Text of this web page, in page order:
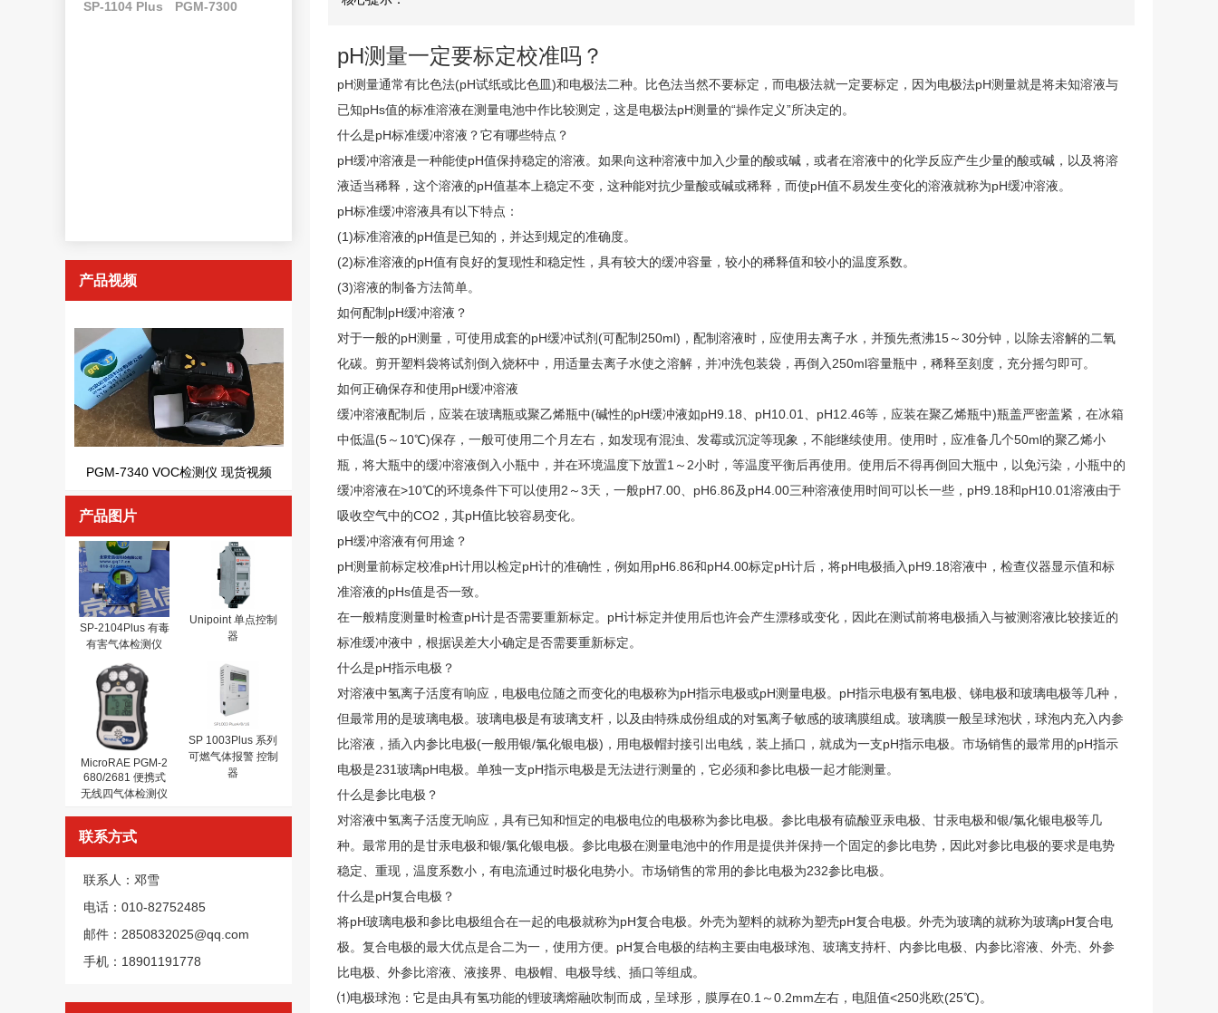
SP-1104 Plus PGM-7300
产品视频
PGM-7340 VOC检测仪 现货视频
产品图片
SP-2104Plus 有毒
有害气体检测仪
Unipoint 单点控制
器
MicroRAE PGM-2
680/2681 便携式
无线四气体检测仪
SP 1003Plus 系列
可燃气体报警 控制
器
联系方式
联系人：邓雪
电话：010-82752485
邮件：2850832025@qq.com
手机：18901191778
pH测量一定要标定校准吗？
pH测量通常有比色法(pH试纸或比色皿)和电极法二种。比色法当然不要标定，而电极法就一定要标定，因为电极法pH测量就是将未知溶液与
已知pHs值的标准溶液在测量电池中作比较测定，这是电极法pH测量的“操作定义”所决定的。
什么是pH标准缓冲溶液？它有哪些特点？
pH缓冲溶液是一种能使pH值保持稳定的溶液。如果向这种溶液中加入少量的酸或碱，或者在溶液中的化学反应产生少量的酸或碱，以及将溶
液适当稀释，这个溶液的pH值基本上稳定不变，这种能对抗少量酸或碱或稀释，而使pH值不易发生变化的溶液就称为pH缓冲溶液。
pH标准缓冲溶液具有以下特点：
(1)标准溶液的pH值是已知的，并达到规定的准确度。
(2)标准溶液的pH值有良好的复现性和稳定性，具有较大的缓冲容量，较小的稀释值和较小的温度系数。
(3)溶液的制备方法简单。
如何配制pH缓冲溶液？
对于一般的pH测量，可使用成套的pH缓冲试剂(可配制250ml)，配制溶液时，应使用去离子水，并预先煮沸15～30分钟，以除去溶解的二氧
化碳。剪开塑料袋将试剂倒入烧杯中，用适量去离子水使之溶解，并冲洗包装袋，再倒入250ml容量瓶中，稀释至刻度，充分摇匀即可。
如何正确保存和使用pH缓冲溶液
缓冲溶液配制后，应装在玻璃瓶或聚乙烯瓶中(碱性的pH缓冲液如pH9.18、pH10.01、pH12.46等，应装在聚乙烯瓶中)瓶盖严密盖紧，在冰箱
中低温(5～10℃)保存，一般可使用二个月左右，如发现有混浊、发霉或沉淀等现象，不能继续使用。使用时，应准备几个50ml的聚乙烯小
瓶，将大瓶中的缓冲溶液倒入小瓶中，并在环境温度下放置1～2小时，等温度平衡后再使用。使用后不得再倒回大瓶中，以免污染，小瓶中的
缓冲溶液在>10℃的环境条件下可以使用2～3天，一般pH7.00、pH6.86及pH4.00三种溶液使用时间可以长一些，pH9.18和pH10.01溶液由于
吸收空气中的CO2，其pH值比较容易变化。
pH缓冲溶液有何用途？
pH测量前标定校准pH计用以检定pH计的准确性，例如用pH6.86和pH4.00标定pH计后，将pH电极插入pH9.18溶液中，检查仪器显示值和标
准溶液的pHs值是否一致。
在一般精度测量时检查pH计是否需要重新标定。pH计标定并使用后也许会产生漂移或变化，因此在测试前将电极插入与被测溶液比较接近的
标准缓冲液中，根据误差大小确定是否需要重新标定。
什么是pH指示电极？
对溶液中氢离子活度有响应，电极电位随之而变化的电极称为pH指示电极或pH测量电极。pH指示电极有氢电极、锑电极和玻璃电极等几种，
但最常用的是玻璃电极。玻璃电极是有玻璃支杆，以及由特殊成份组成的对氢离子敏感的玻璃膜组成。玻璃膜一般呈球泡状，球泡内充入内参
比溶液，插入内参比电极(一般用银/氯化银电极)，用电极帽封接引出电线，装上插口，就成为一支pH指示电极。市场销售的最常用的pH指示
电极是231玻璃pH电极。单独一支pH指示电极是无法进行测量的，它必须和参比电极一起才能测量。
什么是参比电极？
对溶液中氢离子活度无响应，具有已知和恒定的电极电位的电极称为参比电极。参比电极有硫酸亚汞电极、甘汞电极和银/氯化银电极等几
种。最常用的是甘汞电极和银/氯化银电极。参比电极在测量电池中的作用是提供并保持一个固定的参比电势，因此对参比电极的要求是电势
稳定、重现，温度系数小，有电流通过时极化电势小。市场销售的常用的参比电极为232参比电极。
什么是pH复合电极？
将pH玻璃电极和参比电极组合在一起的电极就称为pH复合电极。外壳为塑料的就称为塑壳pH复合电极。外壳为玻璃的就称为玻璃pH复合电
极。复合电极的最大优点是合二为一，使用方便。pH复合电极的结构主要由电极球泡、玻璃支持杆、内参比电极、内参比溶液、外壳、外参
比电极、外参比溶液、液接界、电极帽、电极导线、插口等组成。
⑴电极球泡：它是由具有氢功能的锂玻璃熔融吹制而成，呈球形，膜厚在0.1～0.2mm左右，电阻值<250兆欧(25℃)。